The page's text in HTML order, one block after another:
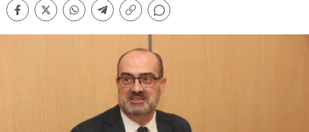
Facebook
TwitterWhatsappTelegram
Copiar
Comentarios